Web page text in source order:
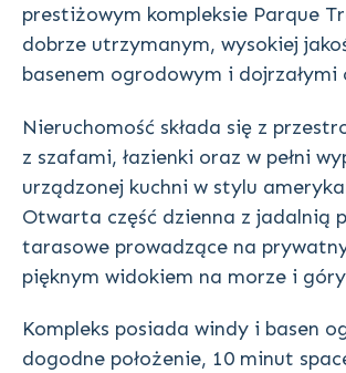
prestiżowym kompleksie Parque
dobrze utrzymanym, wysokiej
basenem ogrodowym i dojrzałymi
Nieruchomość składa się z
z szafami, łazienki oraz w pełni
urządzonej kuchni w stylu
Otwarta część dzienna z jadalnią
tarasowe prowadzące na
pięknym widokiem na morze i
Kompleks posiada windy i basen
dogodne położenie, 10 minut